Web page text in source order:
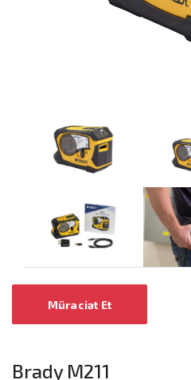
Müraciət Et
Brady M211